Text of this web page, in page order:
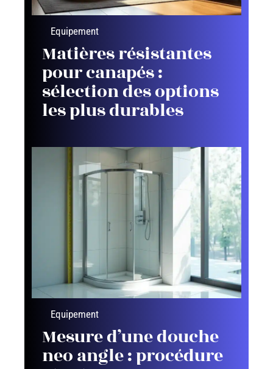
Equipement
Matières résistantes
pour canapés :
sélection des options
les plus durables
Equipement
Mesure d’une douche
neo angle : procédure